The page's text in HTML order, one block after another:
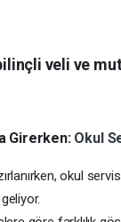
veli ve
Girerken: Okul
okul